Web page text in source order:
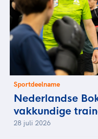
Sportdeelname
Nederlandse
vakkundige
28 juli 2026